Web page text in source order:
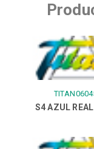
S4 AZUL